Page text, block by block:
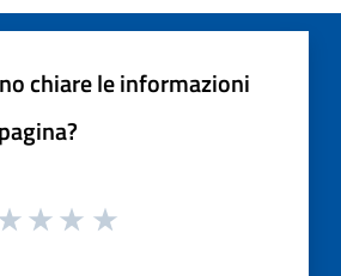
chiare le informazioni